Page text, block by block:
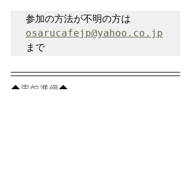
osarucafejp@yahoo.co.jp
まで
◆事前準備◆